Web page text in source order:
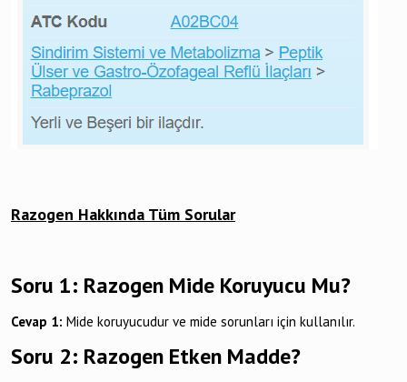
Razogen Hakkında Tüm Sorular
Soru 1: Razogen Mide Koruyucu Mu?
Cevap 1: Mide koruyucudur ve mide sorunları için kullanılır.
Soru 2: Razogen Etken Madde?